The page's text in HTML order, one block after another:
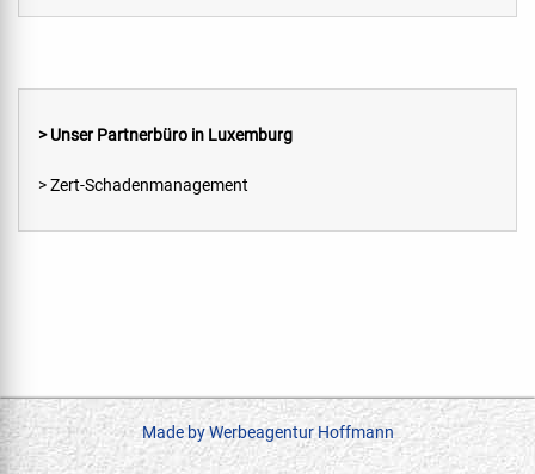
> Unser Partnerbüro in Luxemburg
> Zert-Schadenmanagement
Made by Werbeagentur Hoffmann